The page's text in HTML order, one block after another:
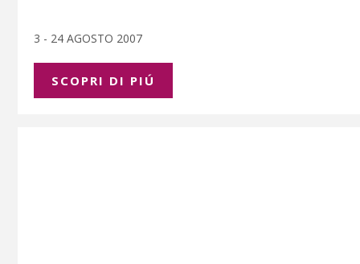
3 - 24 AGOSTO 2007
SCOPRI DI PIÚ